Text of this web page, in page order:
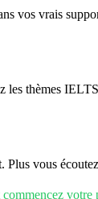
vos vrais
les thèmes
Plus vous